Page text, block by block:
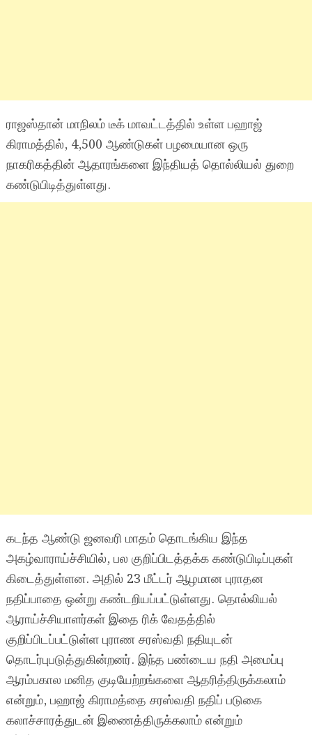
ராஜஸ்தான் மாநிலம் டீக் மாவட்டத்தில் உள்ள பஹாஜ்
கிராமத்தில், 4,500 ஆண்டுகள் பழமையான ஒரு
நாகரிகத்தின் ஆதாரங்களை இந்தியத் தொல்லியல் துறை
கண்டுபிடித்துள்ளது.
கடந்த ஆண்டு ஜனவரி மாதம் தொடங்கிய இந்த
அகழ்வாராய்ச்சியில், பல குறிப்பிடத்தக்க கண்டுபிடிப்புகள்
கிடைத்துள்ளன. அதில் 23 மீட்டர் ஆழமான புராதன
நதிப்பாதை ஒன்று கண்டறியப்பட்டுள்ளது. தொல்லியல்
ஆராய்ச்சியாளர்கள் இதை ரிக் வேதத்தில்
குறிப்பிடப்பட்டுள்ள புராண சரஸ்வதி நதியுடன்
தொடர்புபடுத்துகின்றனர். இந்த பண்டைய நதி அமைப்பு
ஆரம்பகால மனித குடியேற்றங்களை ஆதரித்திருக்கலாம்
என்றும், பஹாஜ் கிராமத்தை சரஸ்வதி நதிப் படுகை
கலாச்சாரத்துடன் இணைத்திருக்கலாம் என்றும்